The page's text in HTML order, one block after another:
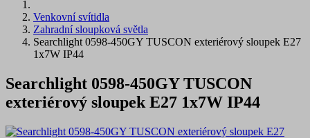
Venkovní svítidla
Zahradní sloupková světla
Searchlight 0598-450GY TUSCON exteriérový sloupek E27
1x7W IP44
Searchlight 0598-450GY TUSCON
exteriérový sloupek E27 1x7W IP44